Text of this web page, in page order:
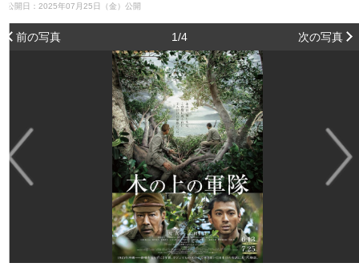
公開日：2025年07月25日（金）公開
前の写真 1/4 次の写真